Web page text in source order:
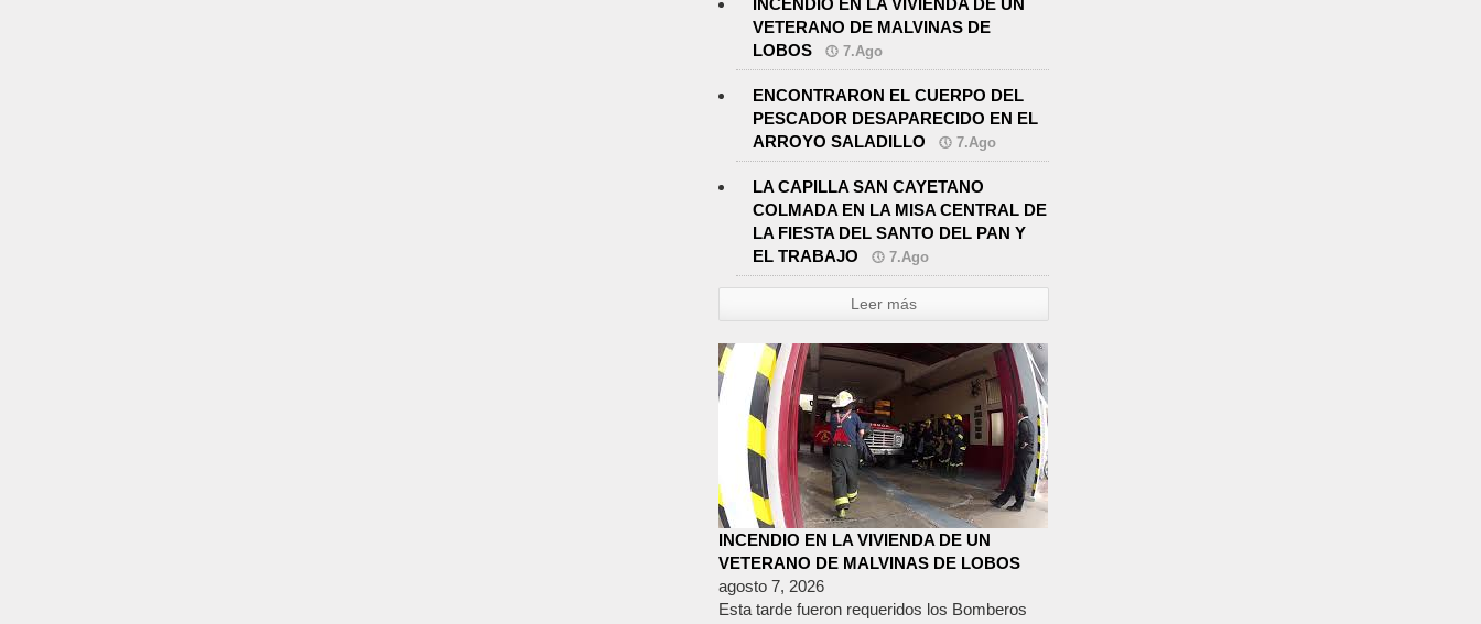
INCENDIO EN LA VIVIENDA DE UN
VETERANO DE MALVINAS DE
LOBOS
7.Ago
ENCONTRARON EL CUERPO DEL
PESCADOR DESAPARECIDO EN EL
ARROYO SALADILLO
7.Ago
LA CAPILLA SAN CAYETANO
COLMADA EN LA MISA CENTRAL DE
LA FIESTA DEL SANTO DEL PAN Y
EL TRABAJO
7.Ago
Leer más
INCENDIO EN LA VIVIENDA DE UN
VETERANO DE MALVINAS DE LOBOS
agosto 7, 2026
Esta tarde fueron requeridos los Bomberos